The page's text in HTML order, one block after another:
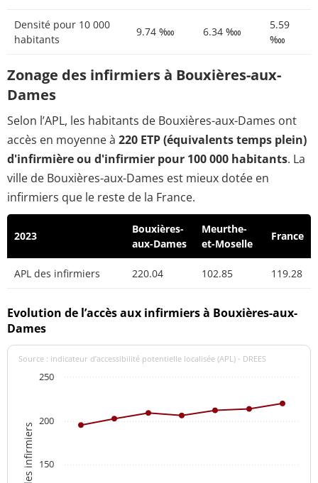
Densité pour 10 000
habitants
9.74 ‱ 6.34 ‱
5.59
‱
Zonage des infirmiers à Bouxières-aux-
Dames
Selon l’APL, les habitants de Bouxières-aux-Dames ont
accès en moyenne à 220 ETP (équivalents temps plein)
d'infirmière ou d'infirmier pour 100 000 habitants. La
ville de Bouxières-aux-Dames est mieux dotée en
infirmiers que le reste de la France.
2023
Bouxières-
aux-Dames
Meurthe-
et-Moselle
France
APL des infirmiers 220.04 102.85 119.28
Evolution de l’accès aux infirmiers à Bouxières-aux-
Dames
APL des infirmiers
Source : indicateur d’accessibilité potentielle localisée (APL) - DREES
150
200
250